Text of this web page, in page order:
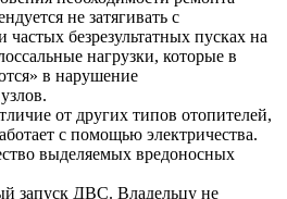
не затягивать с
безрезультатных пусках на
нагрузки, которые в
в нарушение
от других типов отопителей,
с помощью электричества.
выделяемых вредоносных
запуск ДВС. Владельцу не